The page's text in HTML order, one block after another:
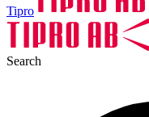
Tipro
Search